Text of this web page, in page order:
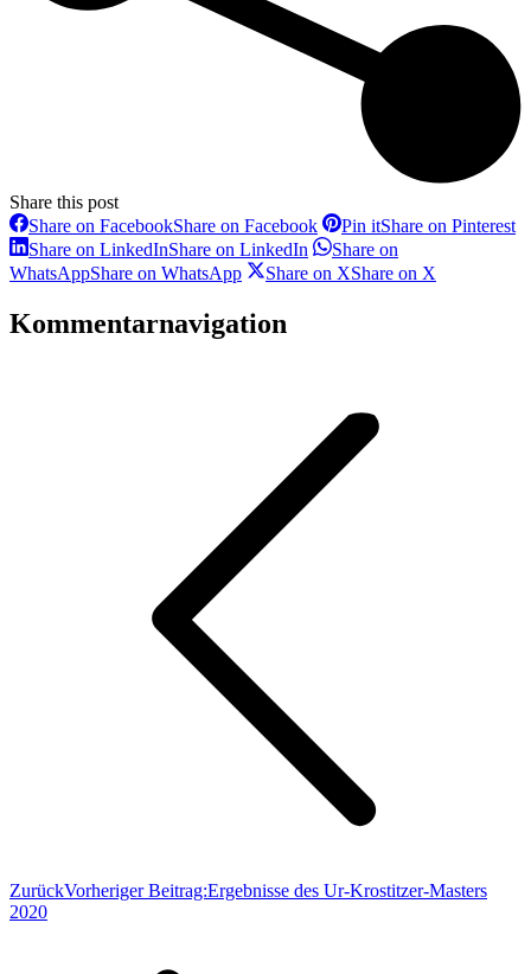
Share this post
Share on FacebookShare on Facebook Pin itShare on Pinterest
Share on LinkedInShare on LinkedIn
Share on
WhatsAppShare on WhatsApp Share on XShare on X
Kommentarnavigation
ZurückVorheriger Beitrag:Ergebnisse des Ur-Krostitzer-Masters
2020